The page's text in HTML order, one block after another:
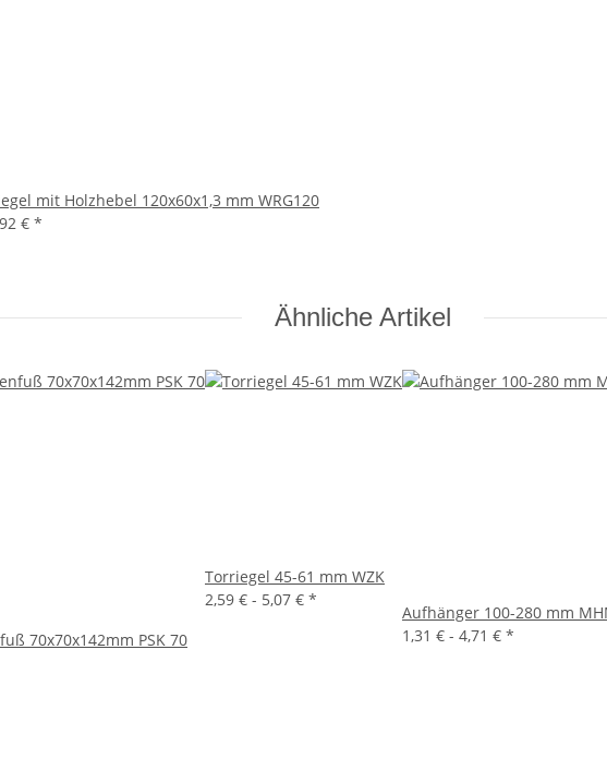
mit Holzhebel 120x60x1,3 mm WRG120
€ *
Ähnliche Artikel
70x70x142mm PSK 70
Torriegel 45-61 mm WZK
2,59 € - 5,07 € *
Aufhänger 100-280 mm
1,31 € - 4,71 € *